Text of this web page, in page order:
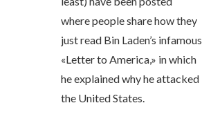
where people share how they
just read Bin Laden’s infamous
«Letter to America,» in which
he explained why he attacked
the United States.